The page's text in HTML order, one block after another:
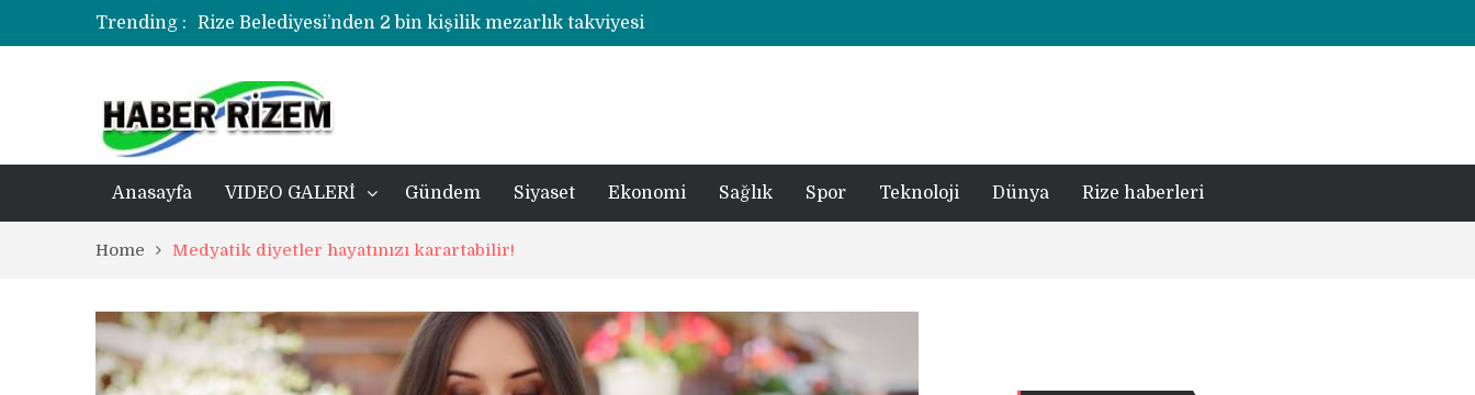
Trending :
Rize Belediyesi’nden 2 bin kişilik mezarlık takviyesi
Rize’de otizmli öğrencilerin eğitim gördüğü ahşap hobi atölyesine çarpan araç hasara neden oldu
Üzerine kale direği düşen minik futbolcu yiğit böyle uğurlandı
Rize’de uyuşturucu operasyonunda 1 şüpheli tutuklandı
Anasayfa VIDEO GALERİ Gündem Siyaset Ekonomi Sağlık Spor Teknoloji Dünya Rize haberleri
Home Medyatik diyetler hayatınızı karartabilir!